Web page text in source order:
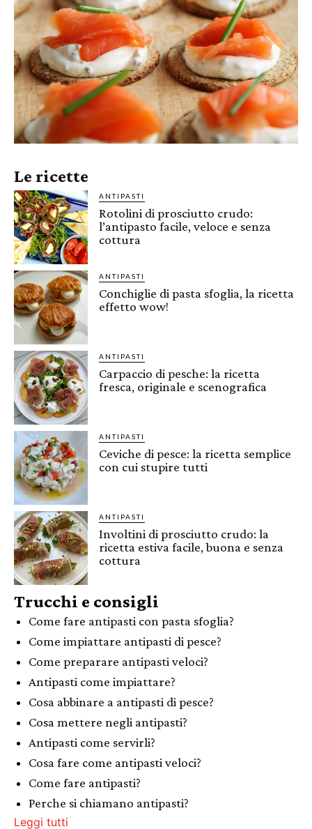
Le ricette
ANTIPASTI
Rotolini di prosciutto crudo:
l’antipasto facile, veloce e senza
cottura
ANTIPASTI
Conchiglie di pasta sfoglia, la ricetta
effetto wow!
ANTIPASTI
Carpaccio di pesche: la ricetta
fresca, originale e scenografica
ANTIPASTI
Ceviche di pesce: la ricetta semplice
con cui stupire tutti
ANTIPASTI
Involtini di prosciutto crudo: la
ricetta estiva facile, buona e senza
cottura
Trucchi e consigli
Come fare antipasti con pasta sfoglia?
Come impiattare antipasti di pesce?
Come preparare antipasti veloci?
Antipasti come impiattare?
Cosa abbinare a antipasti di pesce?
Cosa mettere negli antipasti?
Antipasti come servirli?
Cosa fare come antipasti veloci?
Come fare antipasti?
Perche si chiamano antipasti?
Leggi tutti